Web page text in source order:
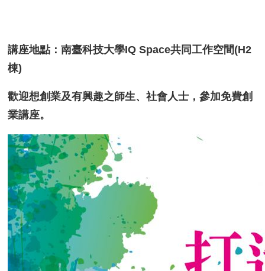
講座地點：南臺科技大學IQ Space共同工作空間(H2
棟)
歡迎想創業及有興趣之師生、社會人士，參加免費創
業講座。